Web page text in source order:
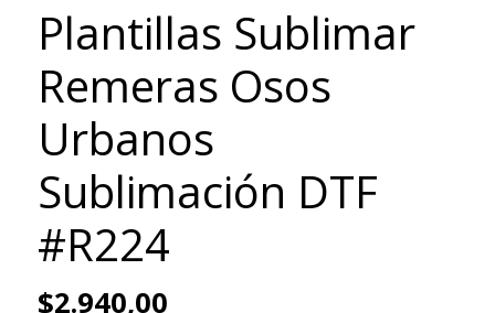
Plantillas Sublimar
Remeras Osos
Urbanos
Sublimación DTF
#R224
$2.940,00